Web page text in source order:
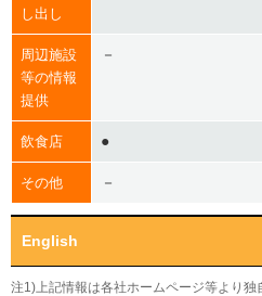
し出し
周辺施設
等の情報
提供
－
飲食店 ●
その他 －
English
注1)上記情報は各社ホームページ等より独